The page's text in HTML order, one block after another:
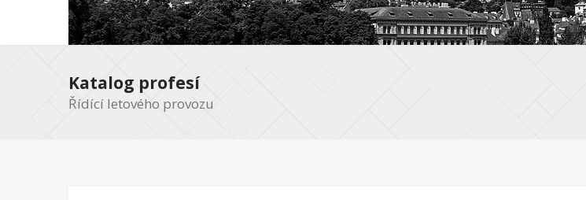
Katalog profesí
Řídící letového provozu